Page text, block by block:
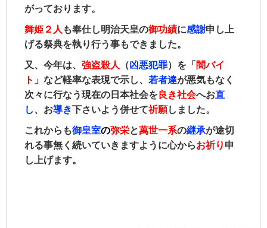
がっております。
舞姫２人 も奉仕し明治天皇の御功績に感謝申し上
げる祭典を執り行う事もできました。
又、今年は、 強盗殺人 （凶悪犯罪）を「 闇バイ
ト 」など軽率な表現で示し、 若者達が悪気もなく
次々に行なう現在の日本社会を 良き社会へお直
し、お導き下さいよう併せて祈願しました。
これからも御皇室の弥栄と萬世一系の継承が途切
れる事無く続いていきますように心からお祈り 申
し上げます。